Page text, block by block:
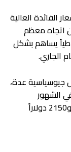
الفائدة العالية
اتجاه معظم
يساهم بشكل
الجاري.
جيوسياسية عدة،
الشهور
المقبلة، متوقعاً أن تتراوح أسعاره بين 1850 و2150 دولاراً